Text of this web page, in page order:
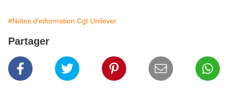
#Notes d'information Cgt Unilever
Partager